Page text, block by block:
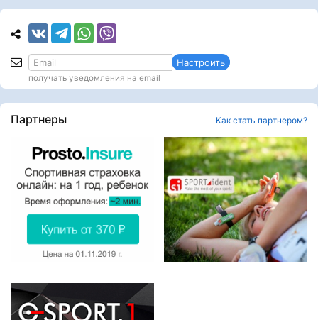
Настроить
получать уведомления на email
Партнеры Как стать партнером?